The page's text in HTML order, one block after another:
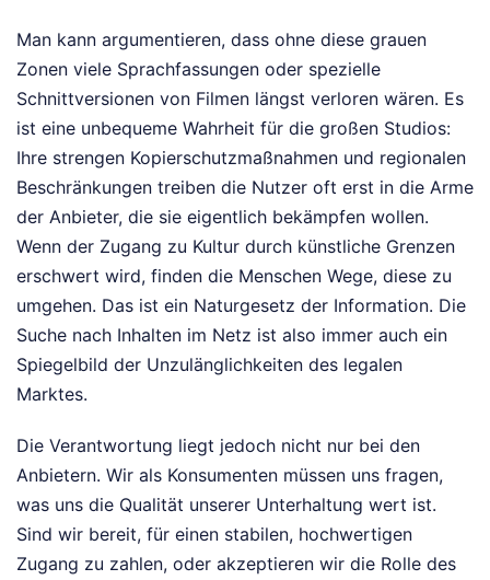
Man kann argumentieren, dass ohne diese grauen
Zonen viele Sprachfassungen oder spezielle
Schnittversionen von Filmen längst verloren wären. Es
ist eine unbequeme Wahrheit für die großen Studios:
Ihre strengen Kopierschutzmaßnahmen und regionalen
Beschränkungen treiben die Nutzer oft erst in die Arme
der Anbieter, die sie eigentlich bekämpfen wollen.
Wenn der Zugang zu Kultur durch künstliche Grenzen
erschwert wird, finden die Menschen Wege, diese zu
umgehen. Das ist ein Naturgesetz der Information. Die
Suche nach Inhalten im Netz ist also immer auch ein
Spiegelbild der Unzulänglichkeiten des legalen
Marktes.
Die Verantwortung liegt jedoch nicht nur bei den
Anbietern. Wir als Konsumenten müssen uns fragen,
was uns die Qualität unserer Unterhaltung wert ist.
Sind wir bereit, für einen stabilen, hochwertigen
Zugang zu zahlen, oder akzeptieren wir die Rolle des